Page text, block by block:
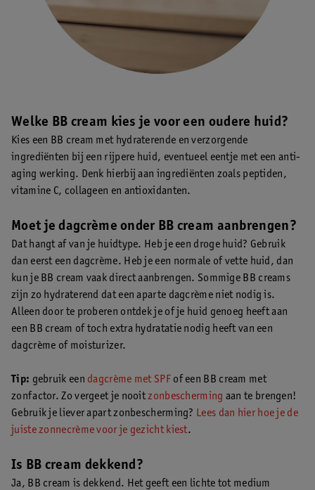
Welke BB cream kies je voor een oudere huid?
Kies een BB cream met hydraterende en verzorgende
ingrediënten bij een rijpere huid, eventueel eentje met een anti-
aging werking. Denk hierbij aan ingrediënten zoals peptiden,
vitamine C, collageen en antioxidanten.
Moet je dagcrème onder BB cream aanbrengen?
Dat hangt af van je huidtype. Heb je een droge huid? Gebruik
dan eerst een dagcrème. Heb je een normale of vette huid, dan
kun je BB cream vaak direct aanbrengen. Sommige BB creams
zijn zo hydraterend dat een aparte dagcrème niet nodig is.
Alleen door te proberen ontdek je of je huid genoeg heeft aan
een BB cream of toch extra hydratatie nodig heeft van een
dagcrème of moisturizer.
Tip: gebruik een dagcrème met SPF of een BB cream met
zonfactor. Zo vergeet je nooitzonbescherming aan te brengen!
Gebruik je liever apart zonbescherming? Lees dan hier hoe je de
juiste zonnecrème voor je gezicht kiest.
Is BB cream dekkend?
Ja, BB cream is dekkend. Het geeft een lichte tot medium